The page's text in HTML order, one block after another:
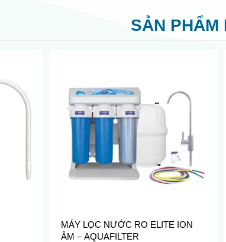
SẢN PHẨM
MÁY LỌC NƯỚC RO ELITE ION
ÂM – AQUAFILTER